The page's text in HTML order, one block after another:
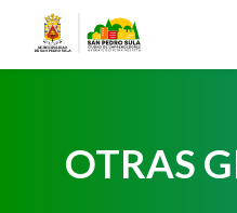
OTRAS